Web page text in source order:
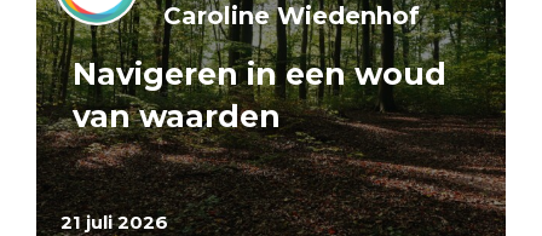
21 juli 2026
Caroline Wiedenhof
Navigeren in een woud
van waarden